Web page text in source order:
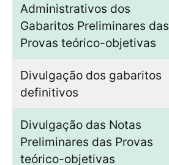
Administrativos dos
Gabaritos Preliminares das
Provas teórico-objetivas
Divulgação dos gabaritos
definitivos
Divulgação das Notas
Preliminares das Provas
teórico-objetivas